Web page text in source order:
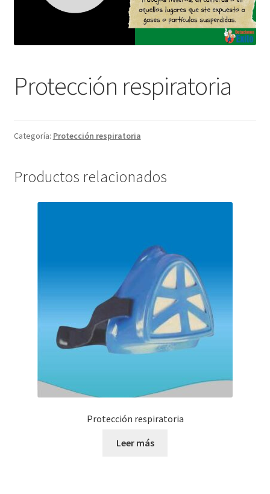
Protección respiratoria
Categoría: Protección respiratoria
Productos relacionados
Protección respiratoria
Leer más